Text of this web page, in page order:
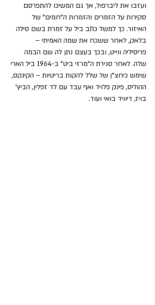
ועזבו את ליברפול, אך גם המשיכו להתפרסם
סקירות על הזמרים והזמרות ה"חמים" של
האיזור. כך למשל כתב ביל על זמרת בשם סילה
בלאק, לאחר ששכח את שמה האמיתי –
פריסיליה ווייט, ובכך בעצם נתן לה שם הבמה
שלה. לאחר סגירת ה"מרזי ביט" ב-1964 ביל הארי
שימש כיחצ"ן של שלל להקות בריטיות – הקינקס,
ההוליס, פינק פלויד ואף עבד עם לד זפלין, הביץ'
בויז, דיוויד בואי ועוד.